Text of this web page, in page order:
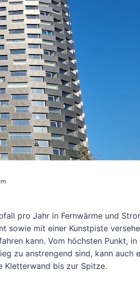
pro Jahr in Fernwärme und
sowie mit einer Kunstpiste
kann. Vom höchsten Punkt, in
zu anstrengend sind, kann auch
Kletterwand bis zur Spitze.